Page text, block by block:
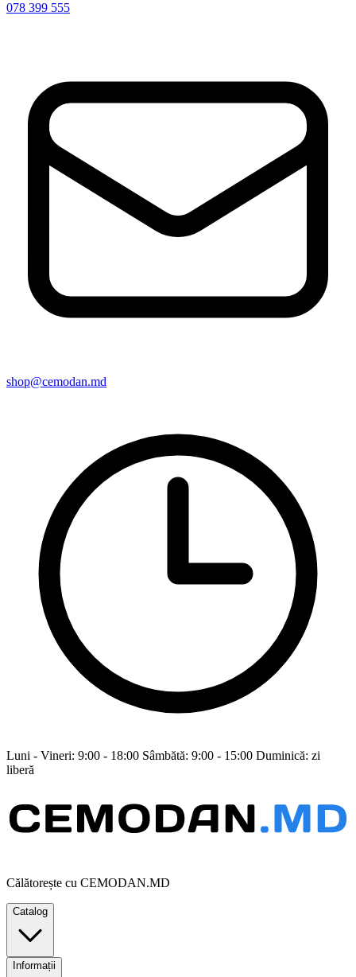
078 399 555
shop@cemodan.md
Luni - Vineri: 9:00 - 18:00 Sâmbătă: 9:00 - 15:00 Duminică: zi
liberă
Călătorește cu CEMODAN.MD
Catalog
Informații